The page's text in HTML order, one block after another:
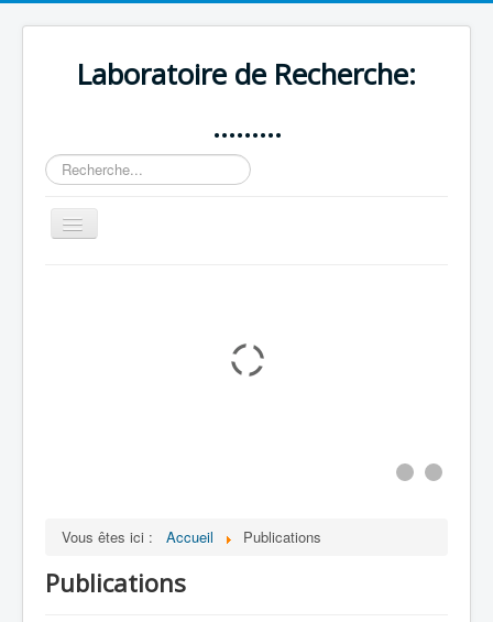
Laboratoire de Recherche:
.........
Rechercher
Basculer
la
Vous êtes ici :
Accueil Publications
Publications